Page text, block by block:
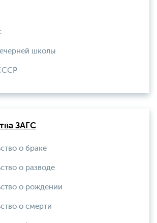
школы
ЗАГС
о браке
о разводе
о рождении
о смерти